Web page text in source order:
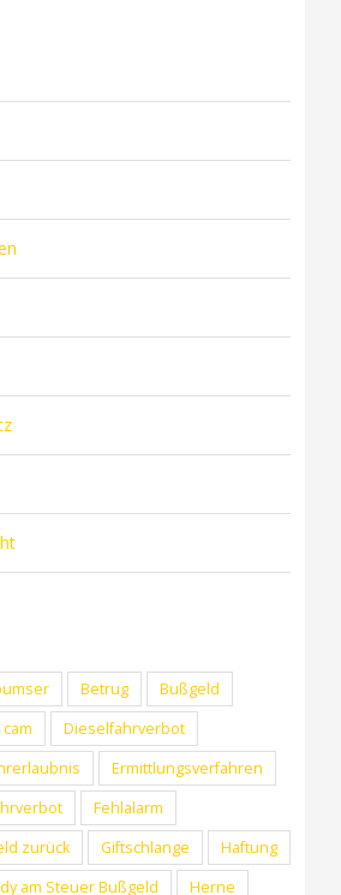
Betrug
Bußgeld
Dieselfahrverbot
Ermittlungsverfahren
Fehlalarm
zurück Giftschlange
Haftung
am Steuer Bußgeld
Herne